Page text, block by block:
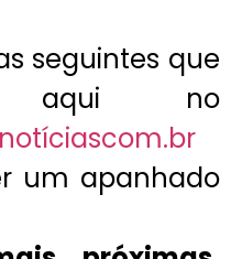
seguintes que
aqui no
um apanhado